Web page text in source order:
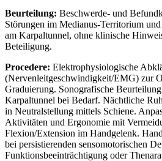
Beurteilung: Beschwerde- und
Störungen im Medianus-Territorium
am Karpaltunnel, ohne klinische
Beteiligung.
Procedere: Elektrophysiologische
(Nervenleitgeschwindigkeit/EMG) zur
Graduierung. Sonografische
Karpaltunnel bei Bedarf. Nächtliche
in Neutralstellung mittels Schiene.
Aktivitäten und Ergonomie mit
Flexion/Extension im Handgelenk.
bei persistierenden sensomotorischen
Funktionsbeeinträchtigung oder